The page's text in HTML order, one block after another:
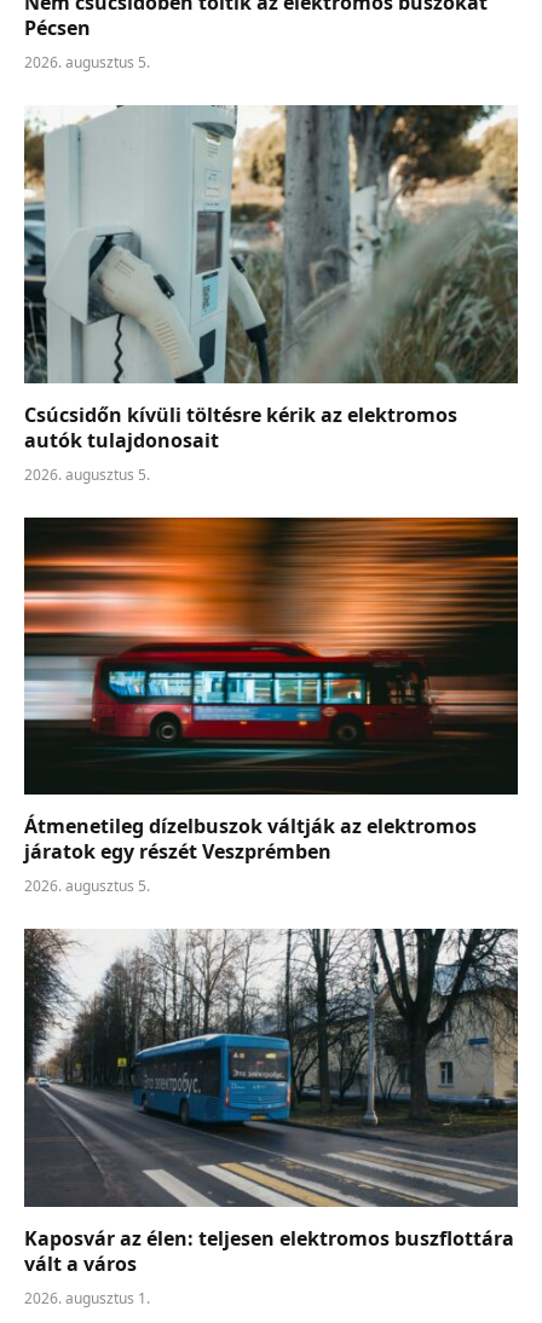
Pécsen
2026. augusztus 5.
Csúcsidőn kívüli töltésre kérik az elektromos
autók tulajdonosait
2026. augusztus 5.
Átmenetileg dízelbuszok váltják az elektromos
járatok egy részét Veszprémben
2026. augusztus 5.
Kaposvár az élen: teljesen elektromos buszflottára
vált a város
2026. augusztus 1.